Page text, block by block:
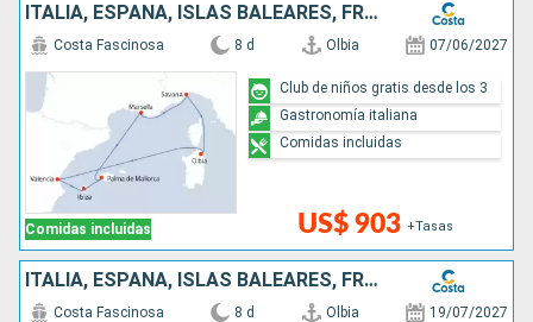
ITALIA, ESPAÑA, ISLAS BALEARES, FRANCIA
Comidas incluidas
Costa Fascinosa 8 d Olbia 07/06/2027
US$ 903 +Tasas
Club de niños gratis desde los 3
Gastronomía italiana
Comidas incluidas
ITALIA, ESPAÑA, ISLAS BALEARES, FRANCIA
Costa Fascinosa 8 d Olbia 19/07/2027